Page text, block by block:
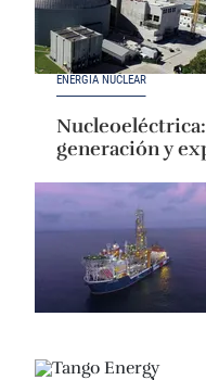
ENERGÍA NUCLEAR
generación y